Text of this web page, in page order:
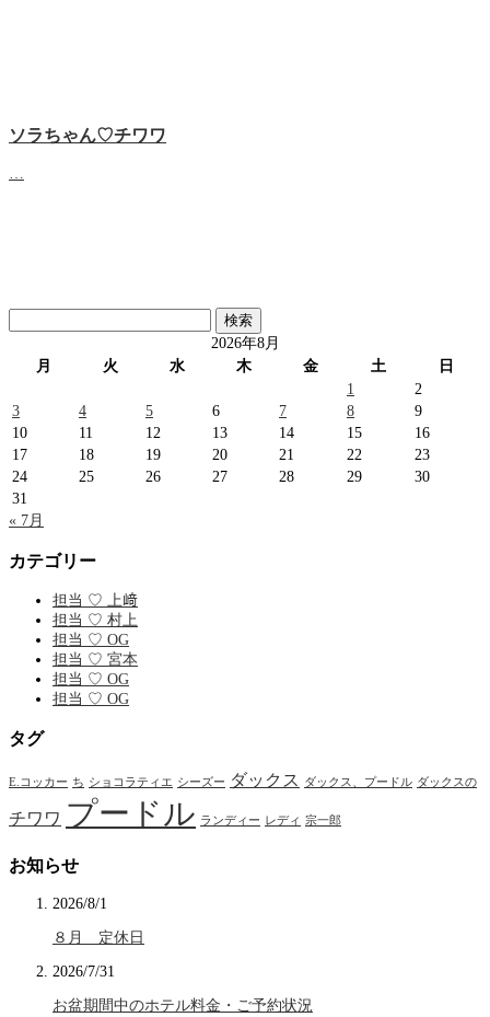
ソラちゃん♡‬チワワ
索:
2026年8月
月
火 水 木 金 土
日
1
2
3
4 5 6 7 8
9
10
11 12 13 14 15
16
17
18 19 20 21 22
23
24
25 26 27 28 29
30
31
« 7月
カテゴリー
担当 ♡ 上﨑
担当 ♡ 村上
担当 ♡ OG
担当 ♡ 宮本
担当 ♡ OG
担当 ♡ OG
タグ
E.コッカー ち ショコラティエ シーズー ダックス ダックス、プードル ダックスの
チワワ プードル ランディー レディ 宗一郎
お知らせ
2026/8/1
８月 定休日
2026/7/31
お盆期間中のホテル料金・ご予約状況